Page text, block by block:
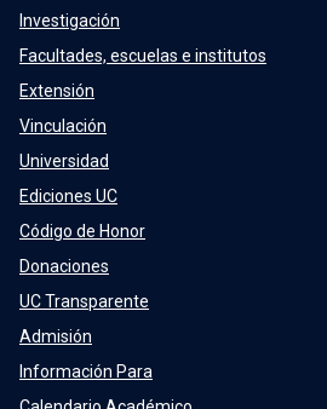
Investigación
Facultades, escuelas e institutos
Extensión
Vinculación
Universidad
Ediciones UC
Código de Honor
Donaciones
UC Transparente
Admisión
Información Para